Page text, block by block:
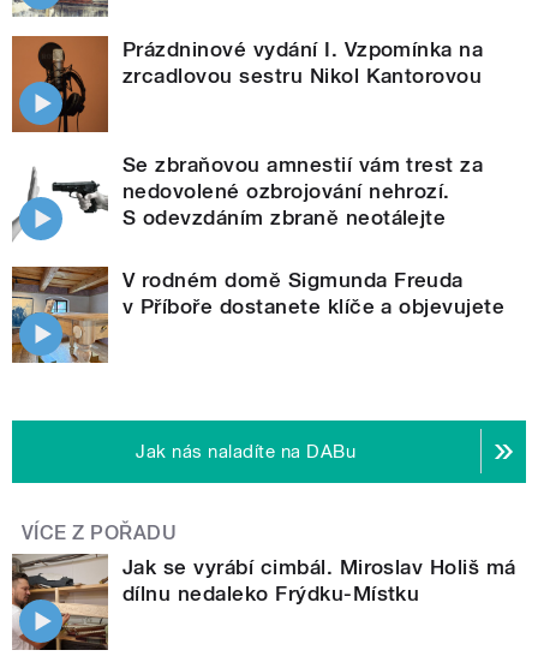
Prázdninové vydání I. Vzpomínka na
zrcadlovou sestru Nikol Kantorovou
Se zbraňovou amnestií vám trest za
nedovolené ozbrojování nehrozí.
S odevzdáním zbraně neotálejte
V rodném domě Sigmunda Freuda
v Příboře dostanete klíče a objevujete
Jak nás naladíte na DABu
VÍCE Z POŘADU
Jak se vyrábí cimbál. Miroslav Holiš má
dílnu nedaleko Frýdku-Místku